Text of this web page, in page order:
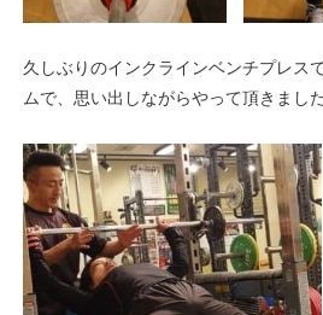
久しぶりのインクラインベンチプレス
ムで、思い出しながらやって頂きまし